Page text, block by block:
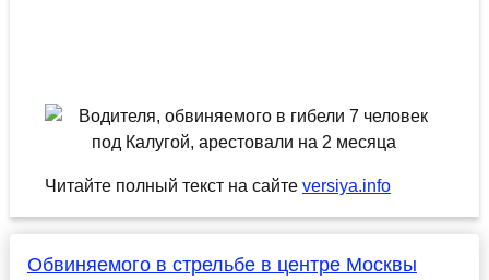
Читайте полный текст на сайте versiya.info
Обвиняемого в стрельбе в центре Москвы